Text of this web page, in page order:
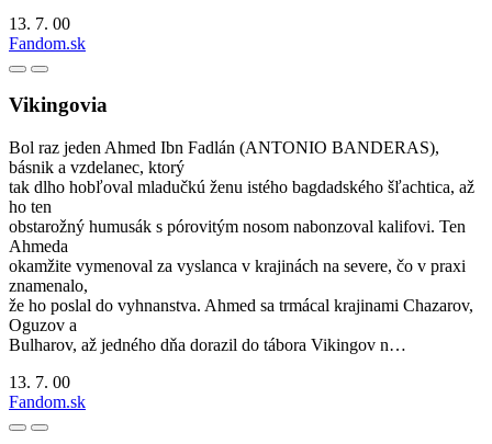
13. 7. 00
Fandom.sk
Vikingovia
Bol raz jeden Ahmed Ibn Fadlán (ANTONIO BANDERAS),
básnik a vzdelanec, ktorý
tak dlho hobľoval mladučkú ženu istého bagdadského šľachtica, až
ho ten
obstarožný humusák s pórovitým nosom nabonzoval kalifovi. Ten
Ahmeda
okamžite vymenoval za vyslanca v krajinách na severe, čo v praxi
znamenalo,
že ho poslal do vyhnanstva. Ahmed sa trmácal krajinami Chazarov,
Oguzov a
Bulharov, až jedného dňa dorazil do tábora Vikingov n…
13. 7. 00
Fandom.sk